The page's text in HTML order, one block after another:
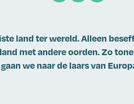
land ter wereld. Alleen
met andere oorden. Zo
we naar de laars van